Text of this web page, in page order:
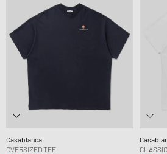
Casablanca
OVERSIZED TEE